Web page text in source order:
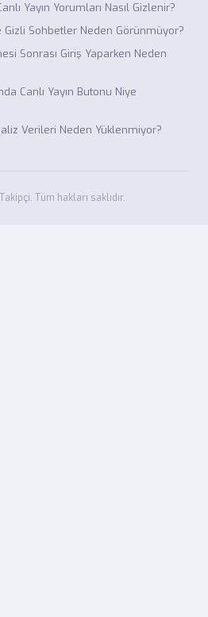
Yayın Yorumları Nasıl Gizlenir?
Gizli Sohbetler Neden Görünmüyor?
Sonrası Giriş Yaparken Neden
Canlı Yayın Butonu Niye
Verileri Neden Yüklenmiyor?
Tüm hakları saklıdır.